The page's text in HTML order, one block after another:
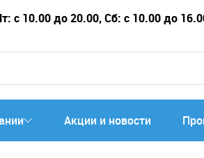
с 10.00 до 20.00, Сб: с 10.00 до
Акции и новости